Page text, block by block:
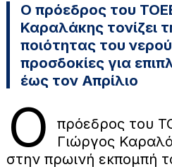
Ο πρόεδρος του
Καραλάκης τονίζει
ποιότητας του νερού
προσδοκίες για
έως τον Απρίλιο
Ο
πρόεδρος του
Γιώργος
στην πρωινή εκπομπή